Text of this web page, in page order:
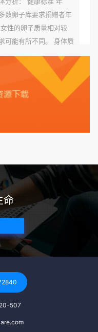
数卵子库要求捐赠者年
性的卵子质量相对较
可能有所不同。 身体质
在正常范围内，以确
与多种健康问题相关
康：捐赠者需要有规律
外，还需要进行详细的
遗传病史与家族病史：
史、精神病史和传染
史调查和医疗记录审查
与生活习惯：捐赠者需
毒者，并且未使用可能
和避孕植入物。 学历与
者的学历有一定要求，
向于选择受过高等教
筛选条件。 心理状态
确定其对捐赠过程的
心态，并理解其捐赠行
：由于捐卵过程的时
于沟通，并尊重预约和
进行，并保障受卵者的
命
507